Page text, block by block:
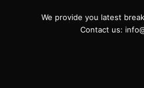
We provide you latest
Contact us: